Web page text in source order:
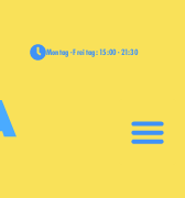
Montag - Freitag: 15:00 - 21:30